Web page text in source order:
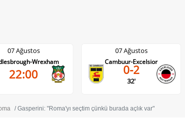
07 Ağustos
Wrexham
22:00
07 Ağustos
Cambuur-Excelsior
0-2
32'
Gasperini: "Roma'yı seçtim çünkü burada açlık var"